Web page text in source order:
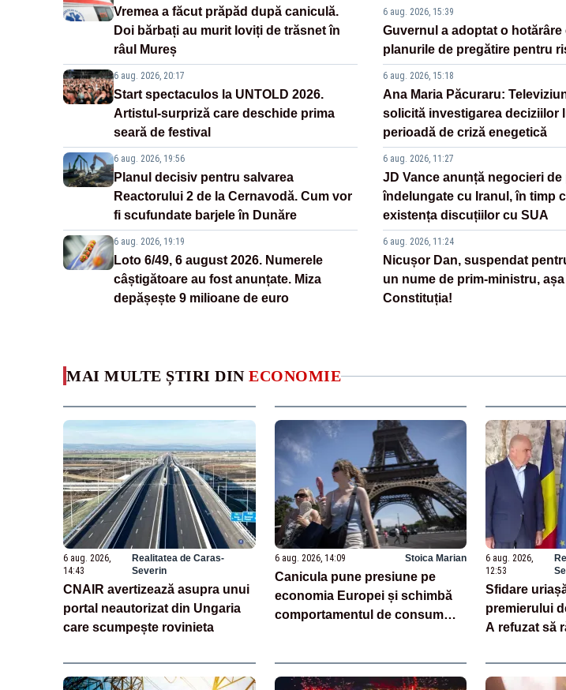
Vremea a făcut prăpăd după caniculă.
Doi bărbați au murit loviți de trăsnet în
râul Mureș
6 aug. 2026, 20:17
Start spectaculos la UNTOLD 2026.
Artistul-surpriză care deschide prima
seară de festival
6 aug. 2026, 19:56
Planul decisiv pentru salvarea
Reactorului 2 de la Cernavodă. Cum vor
fi scufundate barjele în Dunăre
6 aug. 2026, 19:19
Loto 6/49, 6 august 2026. Numerele
câștigătoare au fost anunțate. Miza
depășește 9 milioane de euro
6 aug. 2026, 15:39
Guvernul a adoptat o hotărâre
planurile de pregătire pentru
6 aug. 2026, 15:18
Ana Maria Păcuraru:
solicită investigarea deciziilor
perioadă de criză enegetică
6 aug. 2026, 11:27
JD Vance anunță negocieri
îndelungate cu Iranul, în timp
existența discuțiilor cu SUA
6 aug. 2026, 11:24
Nicușor Dan, suspendat
un nume de prim-ministru,
Constituția!
MAI MULTE ȘTIRI DIN ECONOMIE
6 aug. 2026,
14:43
Realitatea de Caras-
Severin
CNAIR avertizează asupra unui
portal neautorizat din Ungaria
care scumpește rovinieta
6 aug. 2026, 14:09 Stoica Marian
Canicula pune presiune pe
economia Europei și schimbă
comportamentul de consum
6 aug. 2026,
12:53
Sfidare
premierului
A refuzat să